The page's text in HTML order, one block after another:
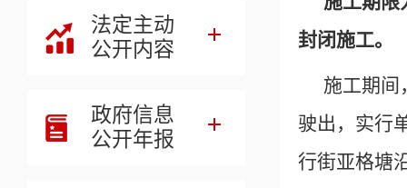
法定主动
公开内容
政府信息
公开年报
封闭施工。
施工期间
驶出，实行
行街亚格塘